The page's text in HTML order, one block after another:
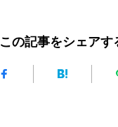
この記事をシェアす